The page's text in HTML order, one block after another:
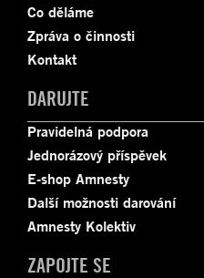
Co děláme
Zpráva o činnosti
Kontakt
DARUJTE
Pravidelná podpora
Jednorázový příspěvek
E-shop Amnesty
Další možnosti darování
Amnesty Kolektiv
ZAPOJTE SE